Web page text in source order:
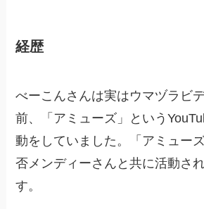
経歴
べーこんさんは実はウマヅラビ
前、「アミューズ」という
動をしていました。「アミュー
否メンディーさんと共に活動さ
す。